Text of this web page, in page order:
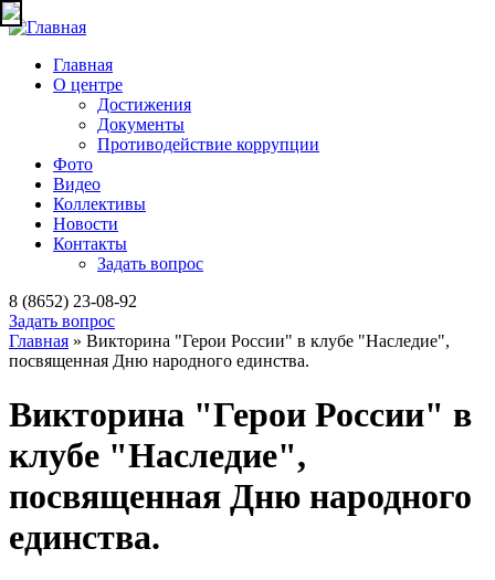
Jump to navigation
Главная
О центре
Достижения
Документы
Противодействие коррупции
Фото
Видео
Коллективы
Новости
Контакты
Задать вопрос
8 (8652) 23-08-92
Задать вопрос
Вы здесь
Главная » Викторина "Герои России" в клубе "Наследие",
посвященная Дню народного единства.
Викторина "Герои России" в
клубе "Наследие",
посвященная Дню народного
единства.